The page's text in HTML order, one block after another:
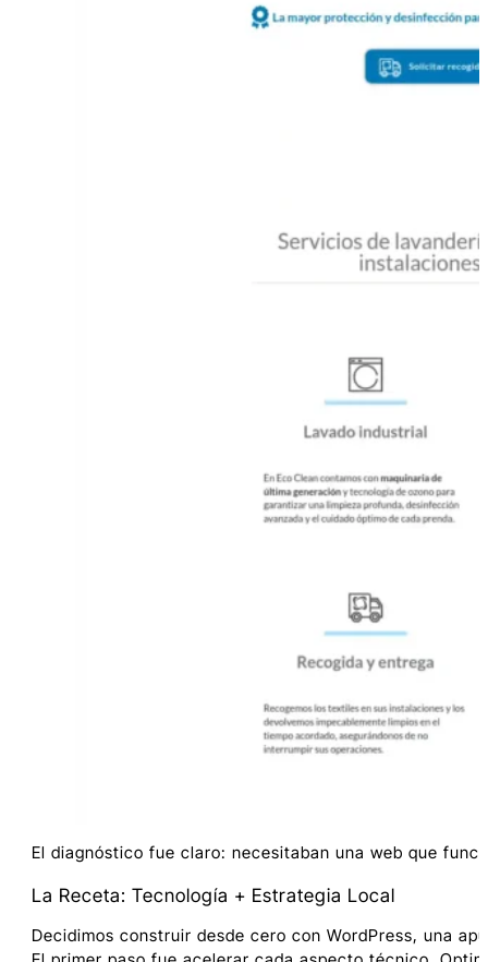
El diagnóstico fue claro: necesitaban una web que
La Receta: Tecnología + Estrategia Local
Decidimos construir desde cero con WordPress, una